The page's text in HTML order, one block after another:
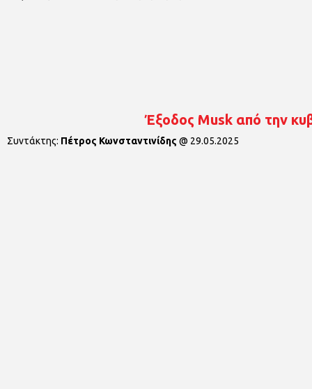
Έξοδος Musk από την
Συντάκτης: Πέτρος Κωνσταντινίδης @ 29.05.2025